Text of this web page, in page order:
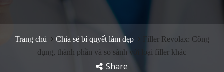
Trang chủ Chia sẻ bí quyết làm đẹp
Filler Revolax: Công
dụng, thành phần và so sánh với loại filler khác
Share